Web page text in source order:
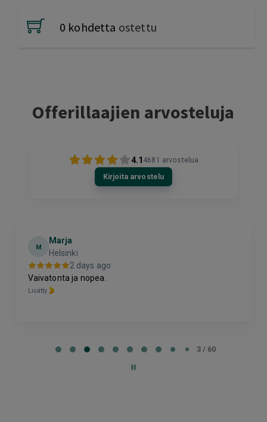
0 kohdetta ostettu
Offerillaajien arvosteluja
4.1 4681 arvostelua
Kirjoita arvostelu
M
Marja
Helsinki
2 days ago
Vaivatonta ja nopea.
Lisätty
3 / 60